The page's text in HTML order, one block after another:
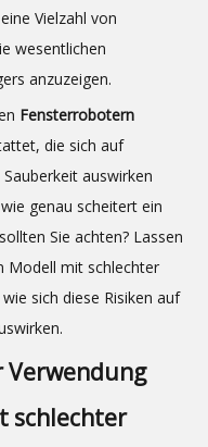
Vielzahl von
wesentlichen
anzuzeigen.
Fensterrobotern
die sich auf
auswirken
genau scheitert ein
Sie achten? Lassen
Modell mit schlechter
sich diese Risiken auf
Verwendung
schlechter